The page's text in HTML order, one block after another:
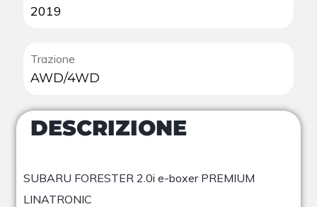
2019
Trazione
AWD/4WD
DESCRIZIONE
SUBARU FORESTER 2.0i e-boxer PREMIUM
LINATRONIC